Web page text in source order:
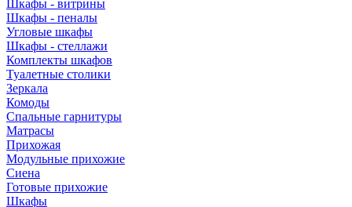
Шкафы - витрины
Шкафы - пеналы
Угловые шкафы
Шкафы - стеллажи
Комплекты шкафов
Туалетные столики
Зеркала
Комоды
Спальные гарнитуры
Матрасы
Прихожая
Модульные прихожие
Сиена
Готовые прихожие
Шкафы